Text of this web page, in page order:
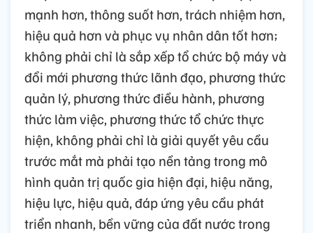
mạnh hơn, thông suốt hơn, trách nhiệm hơn,
hiệu quả hơn và phục vụ nhân dân tốt hơn;
không phải chỉ là sắp xếp tổ chức bộ máy và
đổi mới phương thức lãnh đạo, phương thức
quản lý, phương thức điều hành, phương
thức làm việc, phương thức tổ chức thực
hiện, không phải chỉ là giải quyết yêu cầu
trước mắt mà phải tạo nền tảng trong mô
hình quản trị quốc gia hiện đại, hiệu năng,
hiệu lực, hiệu quả, đáp ứng yêu cầu phát
triển nhanh, bền vững của đất nước trong